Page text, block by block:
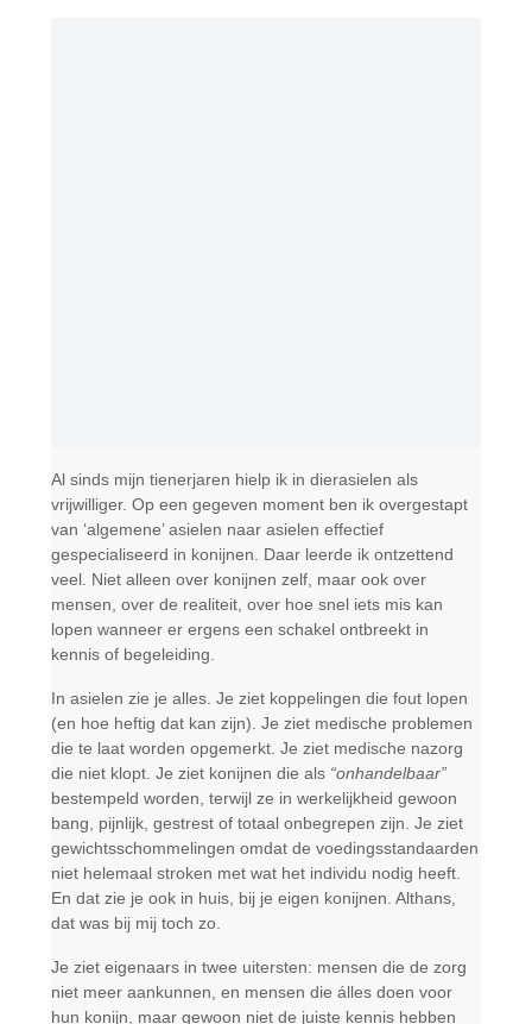
Al sinds mijn tienerjaren hielp ik in dierasielen als
vrijwilliger. Op een gegeven moment ben ik overgestapt
van ‘algemene’ asielen naar asielen effectief
gespecialiseerd in konijnen. Daar leerde ik ontzettend
veel. Niet alleen over konijnen zelf, maar ook over
mensen, over de realiteit, over hoe snel iets mis kan
lopen wanneer er ergens een schakel ontbreekt in
kennis of begeleiding.
In asielen zie je alles. Je ziet koppelingen die fout lopen
(en hoe heftig dat kan zijn). Je ziet medische problemen
die te laat worden opgemerkt. Je ziet medische nazorg
die niet klopt. Je ziet konijnen die als “onhandelbaar”
bestempeld worden, terwijl ze in werkelijkheid gewoon
bang, pijnlijk, gestrest of totaal onbegrepen zijn. Je ziet
gewichtsschommelingen omdat de voedingsstandaarden
niet helemaal stroken met wat het individu nodig heeft.
En dat zie je ook in huis, bij je eigen konijnen. Althans,
dat was bij mij toch zo.
Je ziet eigenaars in twee uitersten: mensen die de zorg
niet meer aankunnen, en mensen die álles doen voor
hun konijn, maar gewoon niet de juiste kennis hebben